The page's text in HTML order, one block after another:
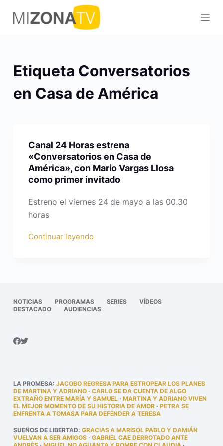
S
a
aEtiqueta Conversatorios
en Casa de América
Canal 24 Horas estrena
«Conversatorios en Casa de
América», con Mario Vargas Llosa
como primer invitado
Estreno el viernes 24 de mayo a las 00.30
horas
Continuar leyendo
NOTICIAS PROGRAMAS SERIES
VÍDEOS
DESTACADO
AUDIENCIAS
LA PROMESA: JACOBO REGRESA PARA ESTROPEAR LOS PLANES
DE MARTINA Y ADRIANO· CARLO SE DA CUENTA DE ALGO
EXTRAÑO ENTRE MARÍA Y SAMUEL· MARTINA Y ADRIANO VIVEN
EL MEJOR MOMENTO DE SU HISTORIA DE AMOR· PETRA SE
ENFRENTA A TOMASA PARA DEFENDER A TERESA
SUEÑOS DE LIBERTAD: GRACIAS A MARISOL PABLO Y DAMIÁN
VUELVAN A SER AMIGOS· GABRIEL CAE DERROTADO ANTE